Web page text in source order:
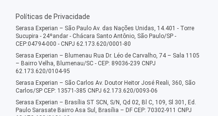
Políticas de Privacidade
Serasa Experian – São Paulo Av. das Nações Unidas, 14.401 - Torre
Sucupira - 24ºandar - Chácara Santo Antônio, São Paulo/SP -
CEP:04794-000 - CNPJ 62.173.620/0001-80
Serasa Experian – Blumenau Rua Dr. Léo de Carvalho, 74 – Sala 1105
– Bairro Velha, Blumenau/SC - CEP: 89036-239 CNPJ
62.173.620/0104-95
Serasa Experian – São Carlos Av. Doutor Heitor José Reali, 360, São
Carlos/SP CEP: 13571-385 CNPJ 62.173.620/0093-06
Serasa Experian – Brasília ST SCN, S/N, Qd 02, Bl C, 109, Sl 301, Ed.
Paulo Sarasate Bairro Asa Sul, Brasília – DF CEP: 70302-911 CNPJ